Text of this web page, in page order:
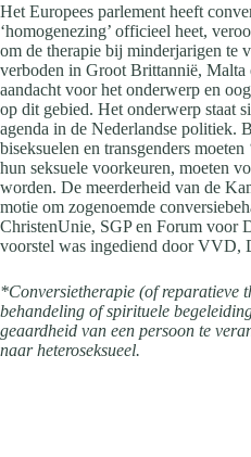
Het Europees parlement heeft
‘homogenezing’ officieel heet,
om de therapie bij minderjarigen te
verboden in Groot Brittannië,
aandacht voor het onderwerp en
op dit gebied. Het onderwerp staat
agenda in de Nederlandse politiek.
biseksuelen en transgenders
hun seksuele voorkeuren, moeten
worden. De meerderheid van de
motie om zogenoemde
ChristenUnie, SGP en Forum voor
voorstel was ingediend door VVD,
*Conversietherapie (of reparatieve
behandeling of spirituele
geaardheid van een persoon te
naar heteroseksueel.